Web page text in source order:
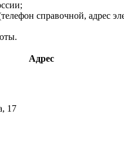
справочной, адрес
Адрес
17